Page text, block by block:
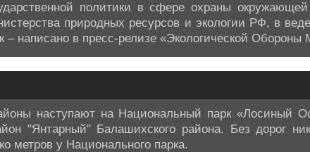
политики в сфере охраны
природных ресурсов и экологии РФ, в
– написано в пресс-релизе «Экологической
наступают на Национальный парк «Лосиный
"Янтарный" Балашихского района. Без дорог
метров у Национального парка.